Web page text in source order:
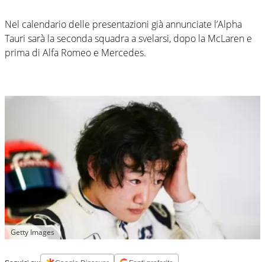
Nel calendario delle presentazioni già annunciate l’Alpha
Tauri sarà la seconda squadra a svelarsi, dopo la McLaren e
prima di Alfa Romeo e Mercedes.
Getty Images